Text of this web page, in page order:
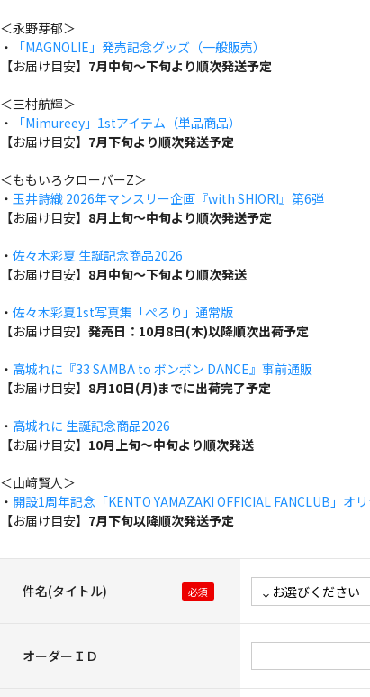
＜永野芽郁＞
・
「MAGNOLIE」発売記念グッズ（一般販売）
【お届け目安】 7月中旬～下旬より順次発送予定
＜三村航輝＞
・
「Mimureey」1stアイテム（単品商品）
【お届け目安】 7月下旬より順次発送予定
＜ももいろクローバーZ＞
・ 玉井詩織 2026年マンスリー企画『with SHIORI』第6弾
【お届け目安】 8月上旬～中旬より順次発送予定
・ 佐々木彩夏 生誕記念商品2026
【お届け目安】 8月中旬～下旬より順次発送
・ 佐々木彩夏1st写真集「ぺろり」通常版
【お届け目安】 発売日：10月8日(木)以降順次出荷予定
・ 高城れに『33 SAMBA to ボンボン DANCE』事前通販
【お届け目安】 8月10日(月)までに出荷完了予定
・ 高城れに 生誕記念商品2026
【お届け目安】 10月上旬～中旬より順次発送
＜山﨑賢人＞
・ 開設1周年記念「KENTO YAMAZAKI OFFICIAL FANCLUB」オ
【お届け目安】 7月下旬以降順次発送予定
件名(タイトル)
オーダーＩＤ